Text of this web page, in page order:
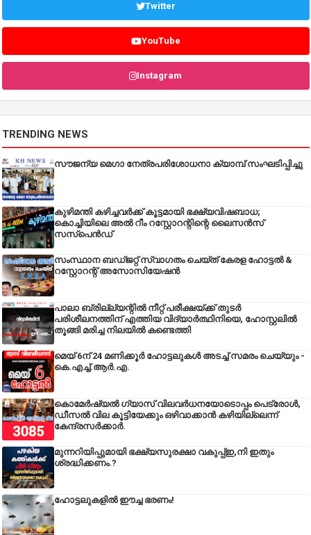
Twitter
YouTube
Instagram
TRENDING NEWS
സൗജന്യ മെഗാ നേത്രപരിശോധനാ ക്യാമ്പ് സംഘടിപ്പിച്ചു
കുഴിമന്തി കഴിച്ചവർക്ക് കൂട്ടമായി ഭക്ഷ്യവിഷബാധ;
കൊച്ചിയിലെ അൽ റീം റസ്റ്റോറന്റിന്റെ ലൈസൻസ്
സസ്പെൻഡ്
സംസ്ഥാന ബഡ്‌ജറ്റ് സ്വാഗതം ചെയ്ത് കേരള ഹോട്ടൽ &
റസ്റ്റോറന്റ് അസോസിയേഷൻ
പാലാ ബ്രില്ല്യന്റിൽ നീറ്റ് പരീക്ഷയ്ക്ക് തുടർ
പരിശീലനത്തിന് എത്തിയ വിദ്യാർത്ഥിനിയെ, ഹോസ്റ്റലിൽ
തൂങ്ങി മരിച്ച നിലയിൽ കണ്ടെത്തി
മെയ് 6ന് 24 മണിക്കൂർ ഹോട്ടലുകൾ അടച്ച് സമരം ചെയ്യും -
കെ.എച്ച്.ആർ.എ.
കൊമേർഷ്യൽ ഗ്യാസ് വിലവർധനയോടൊപ്പം പെട്രോൾ,
ഡീസല്‍ വില കൂട്ടിയേക്കും ഒഴിവാക്കാന്‍ കഴിയില്ലെന്ന്
കേന്ദ്രസര്‍ക്കാര്‍.
മുന്നറിയിപ്പുമായി ഭക്ഷ്യസുരക്ഷാ വകുപ്പ്ഇ,നി ഇതും
ശ്രദ്ധിക്കണം.?
ഹോട്ടലുകളിൽ ഈച്ച ഭരണം!